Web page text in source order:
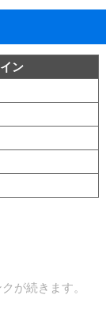
ン
が続きます。